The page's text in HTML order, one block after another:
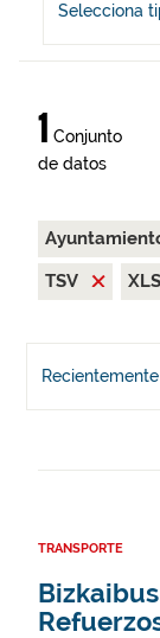
Selecciona
1 Conjunto
de datos
TSV
TRANSPORTE